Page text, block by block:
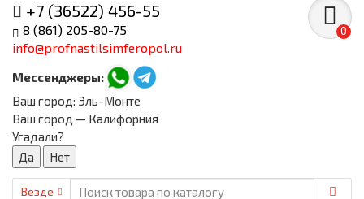
+7 (36522) 456-55
8 (861) 205-80-75
info@profnastilsimferopol.ru
Мессенджеры:
0
Ваш город: Эль-Монте
Ваш город — Калифорния
Угадали?
Везде